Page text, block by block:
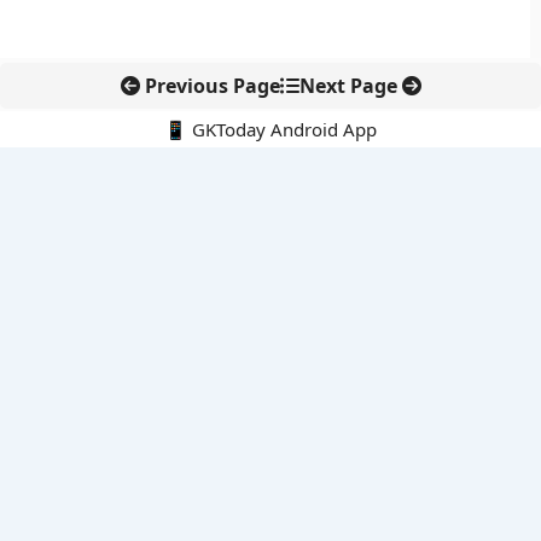
Previous Page Next Page
📱 GKToday Android App